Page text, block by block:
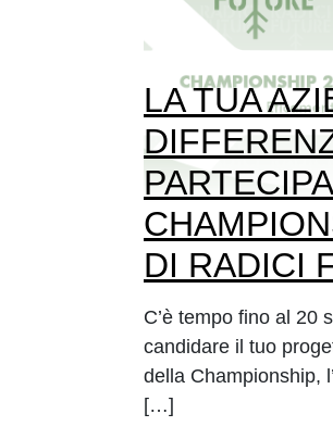
LA TUA
DI RADICI
C’è tempo fino al 20
candidare il tuo
della Championship,
[…]